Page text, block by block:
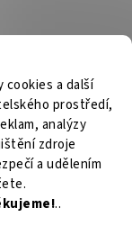
a další
prostředí,
analýzy
zdroje
a udělením
..